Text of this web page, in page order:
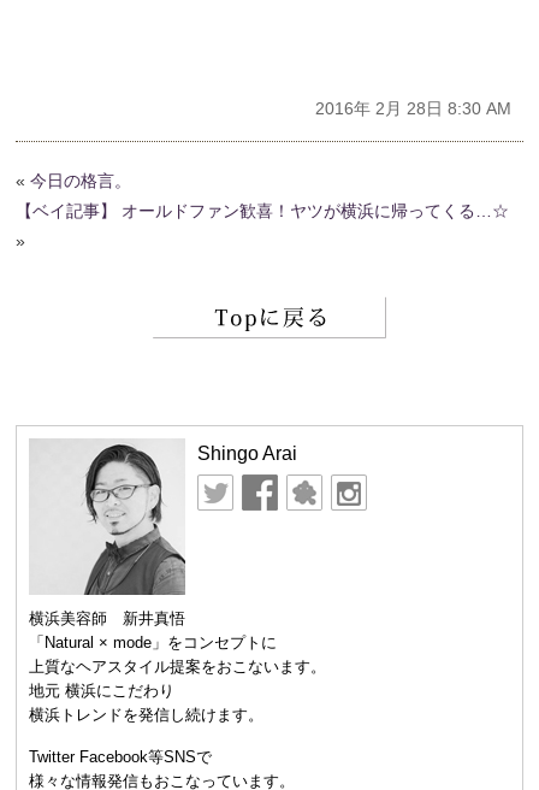
2016年 2月 28日 8:30 AM
«今日の格言。
【ベイ記事】 オールドファン歓喜！ヤツが横浜に帰ってくる…☆
»
Shingo Arai
横浜美容師 新井真悟
「Natural × mode」をコンセプトに
上質なヘアスタイル提案をおこないます。
地元 横浜にこだわり
横浜トレンドを発信し続けます。
Twitter Facebook等SNSで
様々な情報発信もおこなっています。